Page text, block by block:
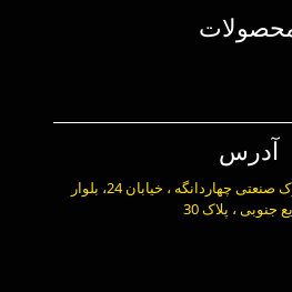
آدرس
تهران، اسلامشهر،شهرک صنعتی چهاردانگه ، خیابان 24، بلوار
جنوبی ، پلاک 30